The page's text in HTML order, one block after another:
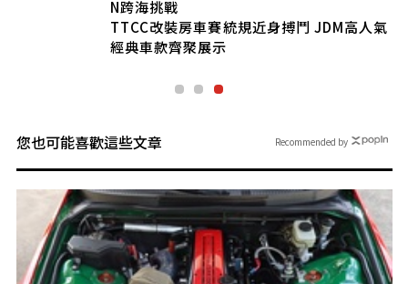
您也可能喜歡這些文章 Recommended by